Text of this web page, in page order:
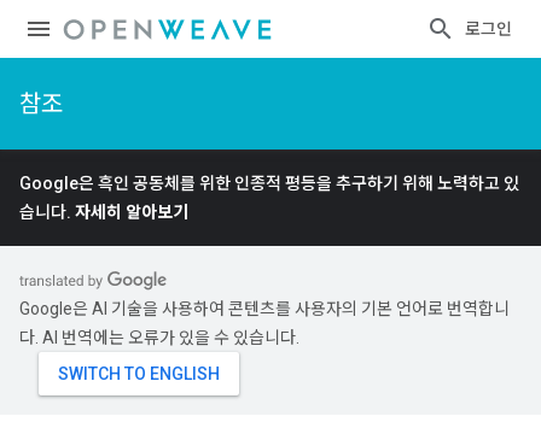
로그인
참조
Google은 흑인 공동체를 위한 인종적 평등을 추구하기 위해 노력하고 있
습니다. 자세히 알아보기
Google은 AI 기술을 사용하여 콘텐츠를 사용자의 기본 언어로 번역합니
다. AI 번역에는 오류가 있을 수 있습니다.